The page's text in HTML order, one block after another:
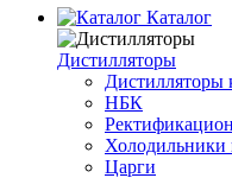
Каталог
Дистилляторы
Дистилляторы
НБК
Холодильники
Царги